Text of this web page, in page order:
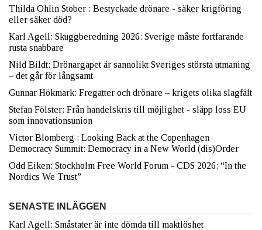
Thilda Ohlin Stober : Bestyckade drönare - säker krigföring
eller säker död?
Karl Agell: Skuggberedning 2026: Sverige måste fortfarande
rusta snabbare
Nild Bildt: Drönargapet är sannolikt Sveriges största utmaning
– det går för långsamt
Gunnar Hökmark: Fregatter och drönare – krigets olika slagfält
Stefan Fölster: Från handelskris till möjlighet - släpp loss EU
som innovationsunion
Victor Blomberg : Looking Back at the Copenhagen
Democracy Summit: Democracy in a New World (dis)Order
Odd Eiken: Stockholm Free World Forum - CDS 2026: “In the
Nordics We Trust”
SENASTE INLÄGGEN
Karl Agell: Småstater är inte dömda till maktlöshet